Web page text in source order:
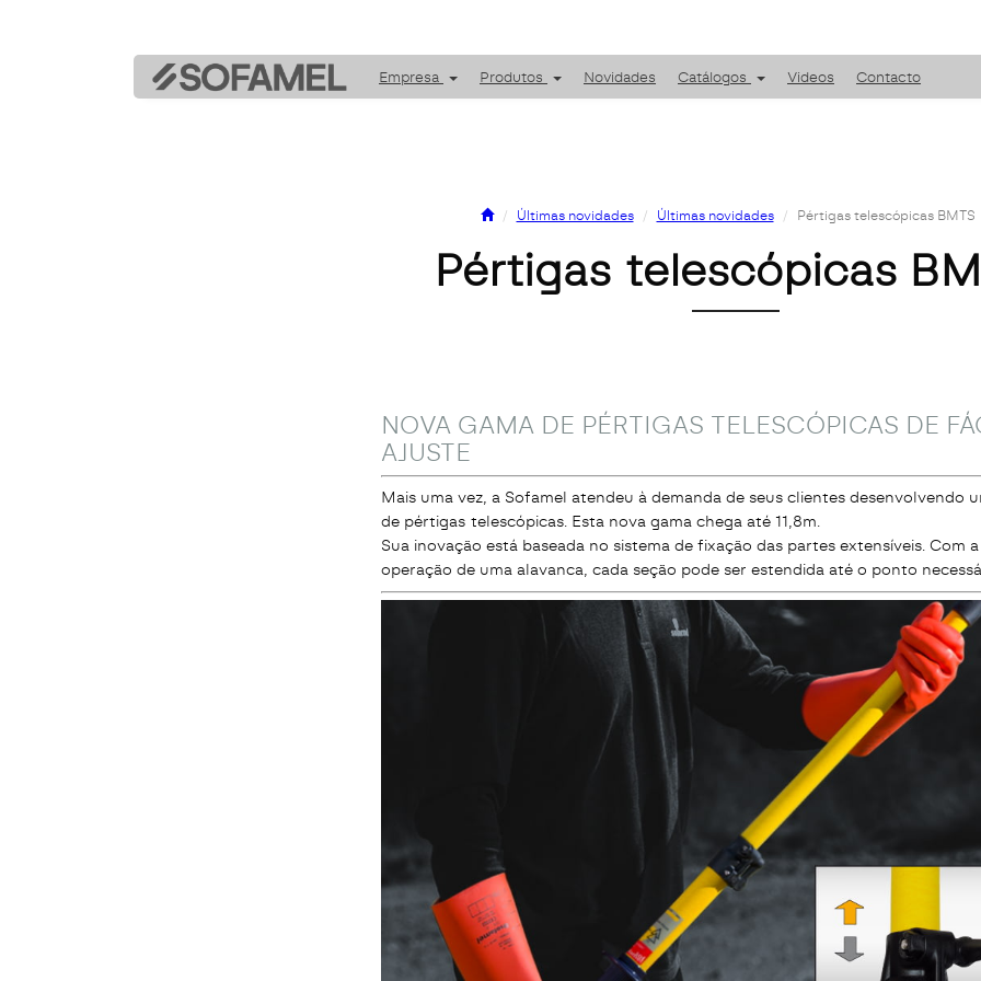
Empresa Produtos Novidades Catálogos Videos Contacto
Últimas novidades Últimas novidades Pértigas telescópicas BMTS
Pértigas telescópicas
NOVA GAMA DE PÉRTIGAS TELESCÓPICAS DE
AJUSTE
Mais uma vez, a Sofamel atendeu à demanda de seus clientes desenvolvendo
de pértigas telescópicas. Esta nova gama chega até 11,8m.
Sua inovação está baseada no sistema de fixação das partes extensíveis. Com
operação de uma alavanca, cada seção pode ser estendida até o ponto